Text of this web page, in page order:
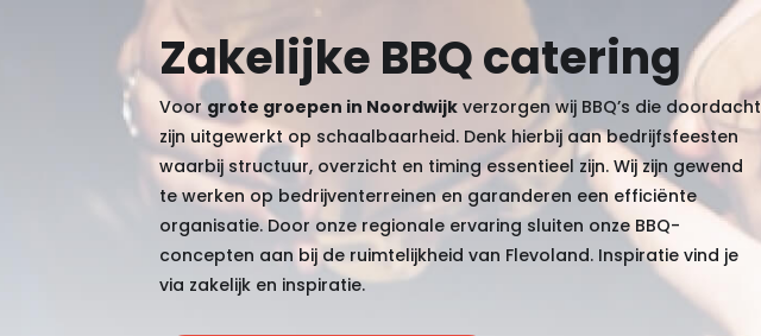
Zakelijke BBQ catering
Voorgrote groepen in Noordwijk verzorgen wij BBQ’s die doordacht
zijn uitgewerkt op schaalbaarheid. Denk hierbij aan bedrijfsfeesten
waarbij structuur, overzicht en timing essentieel zijn. Wij zijn gewend
te werken op bedrijventerreinen en garanderen een efficiënte
organisatie. Door onze regionale ervaring sluiten onze BBQ-
concepten aan bij de ruimtelijkheid van Flevoland. Inspiratie vind je
via zakelijk en inspiratie.